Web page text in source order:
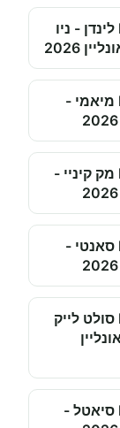
השכרת קרוואנים - El Monte לינדן - ניו
2026
השכרת קרוואנים - El Monte מיאמי -
השכרת קרוואנים - El Monte מק קיניי -
השכרת קרוואנים - El Monte סאנטי -
השכרת קרוואנים - El Monte סולט לייק
השכרת קרוואנים - El Monte סיאטל -